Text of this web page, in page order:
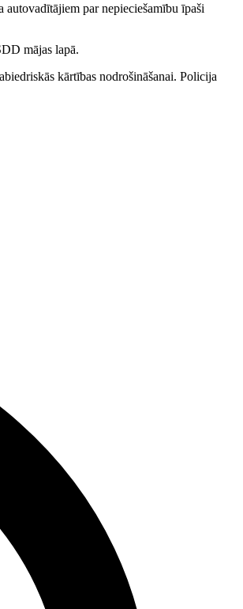
par nepieciešamību īpaši
mājas lapā.
kārtības nodrošināšanai. Policija